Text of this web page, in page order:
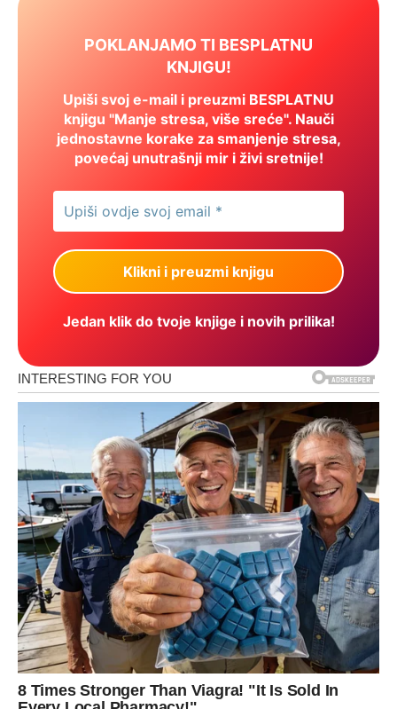
POKLANJAMO TI BESPLATNU
KNJIGU!
Upiši svoj e-mail i preuzmi BESPLATNU
knjigu "Manje stresa, više sreće". Nauči
jednostavne korake za smanjenje stresa,
povećaj unutrašnji mir i živi sretnije!
Jedan klik do tvoje knjige i novih prilika!